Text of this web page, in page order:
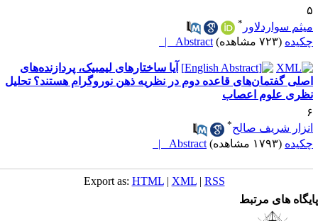
سواردلاور
(۷۲۳ مشاهده) Abstract |
آیا ساختارهای لیمبیک، پردازنده‌های
گفتمان‌های قاعده دوم در نظریه ذهن نوروگرام هستند؟ تحلیل
علوم اعصاب
شریف صالح
(۱۷۹۳ مشاهده) Abstract |
Export as:HTML |XML|RSS
های مرتبط